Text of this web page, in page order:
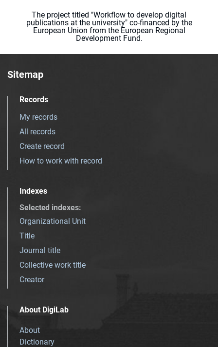
The project titled "Workflow to develop digital
publications at the university" co-financed by the
European Union from the European Regional
Development Fund.
Sitemap
Records
My records
All records
Create record
How to work with record
Indexes
Selected indexes:
Organizational Unit
Title
Journal title
Collective work title
Creator
About DigiLab
About
Dictionary